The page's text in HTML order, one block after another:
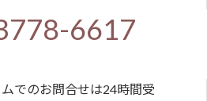
6617
でのお問合せは24時間受